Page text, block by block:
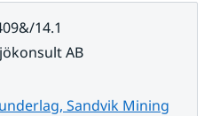
14.1
AB
Sandvik Mining